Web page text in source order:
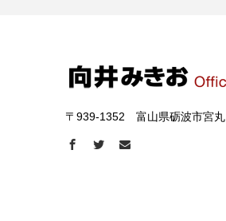
〒939-1352 富山県砺波市宮丸